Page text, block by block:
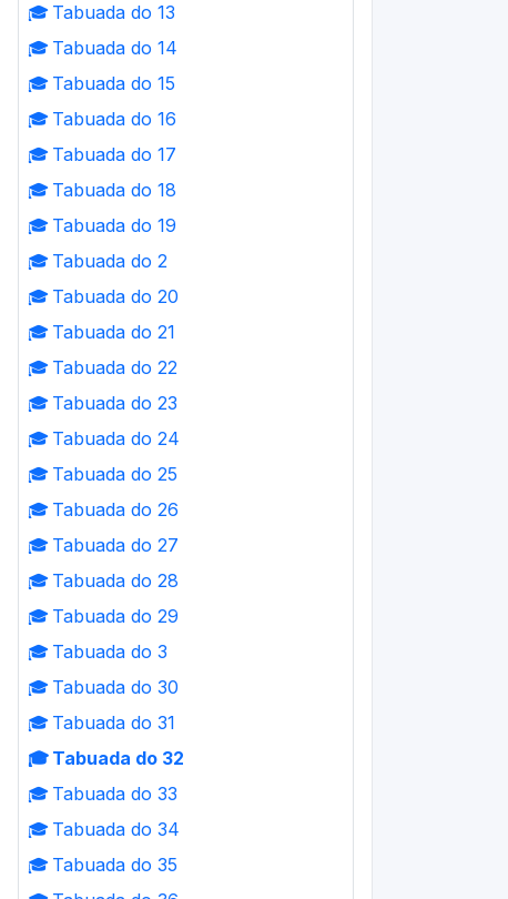
🎓 Tabuada do 13
🎓 Tabuada do 14
🎓 Tabuada do 15
🎓 Tabuada do 16
🎓 Tabuada do 17
🎓 Tabuada do 18
🎓 Tabuada do 19
🎓 Tabuada do 2
🎓 Tabuada do 20
🎓 Tabuada do 21
🎓 Tabuada do 22
🎓 Tabuada do 23
🎓 Tabuada do 24
🎓 Tabuada do 25
🎓 Tabuada do 26
🎓 Tabuada do 27
🎓 Tabuada do 28
🎓 Tabuada do 29
🎓 Tabuada do 3
🎓 Tabuada do 30
🎓 Tabuada do 31
🎓 Tabuada do 32
🎓 Tabuada do 33
🎓 Tabuada do 34
🎓 Tabuada do 35